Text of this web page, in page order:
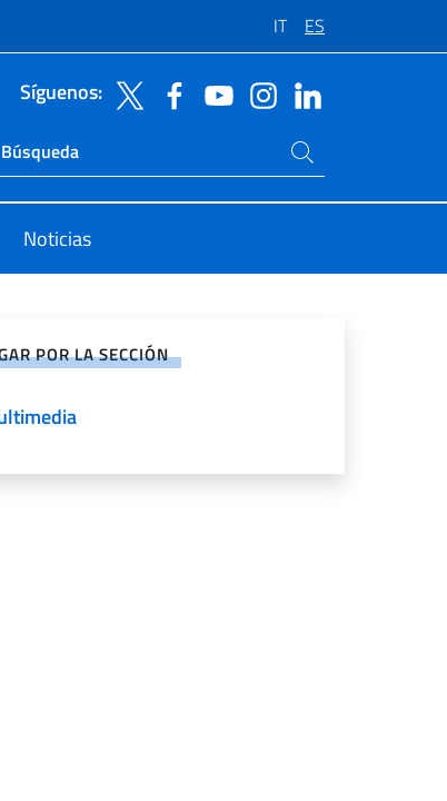
IT ES
Síguenos:
sito live
Buscar en el sitio
Noticias
POR LA SECCIÓN